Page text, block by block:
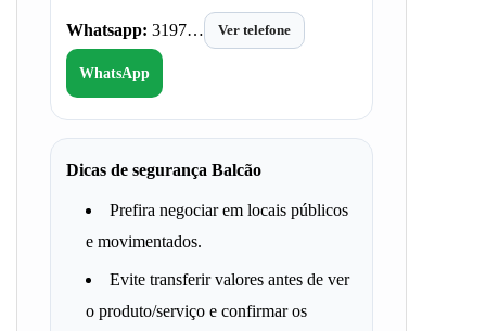
Whatsapp: 3197… Ver telefone
WhatsApp
Dicas de segurança Balcão
Prefira negociar em locais públicos
e movimentados.
Evite transferir valores antes de ver
o produto/serviço e confirmar os